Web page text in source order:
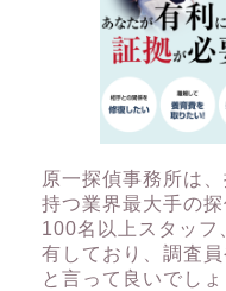
原一探偵事務所は
持つ業界最大手の
100名以上スタッフ
有しており、調査
と言って良いでし